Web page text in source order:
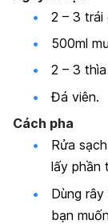
2 – 3 trái
500ml
2 – 3
Đá viên.
Cách pha
Rửa
lấy phần
Dùng
bạn